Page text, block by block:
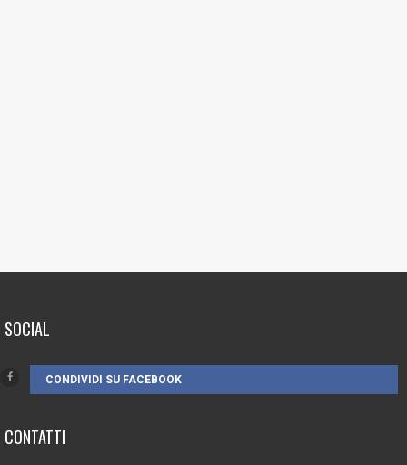
SOCIAL
CONDIVIDI SU FACEBOOK
CONTATTI